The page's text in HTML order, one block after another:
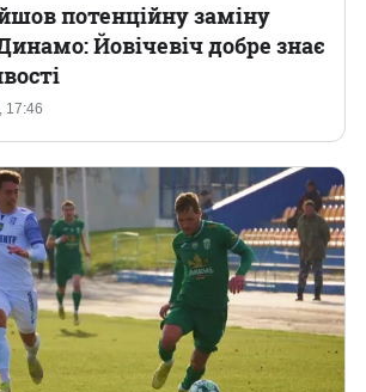
17:46
потенційну заміну
Йовічевіч добре знає